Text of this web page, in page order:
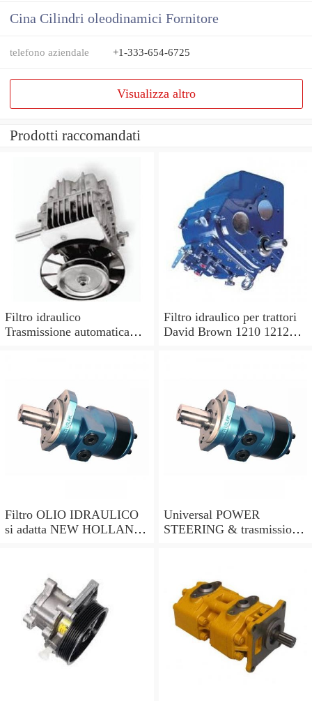
Cina Cilindri oleodinamici Fornitore
telefono aziendale +1-333-654-6725
Visualizza altro
Prodotti raccomandati
Filtro idraulico
Trasmissione automatica
Filtro idraulico per trattori
David Brown 1210 1212
Filtro OLIO IDRAULICO
si adatta NEW HOLLAND
Universal POWER
STEERING & trasmissione